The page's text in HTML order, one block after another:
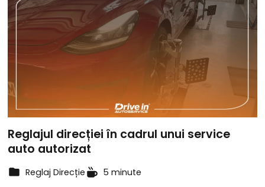
Reglajul direcției în cadrul unui service
auto autorizat
Reglaj Direcție
5 minute